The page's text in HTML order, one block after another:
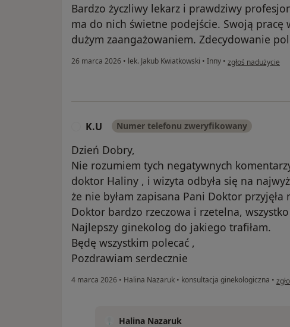
Bardzo życzliwy lekarz i prawdziwy
ma do nich świetne podejście. Swoją
dużym zaangażowaniem. Zdecydowanie
26 marca 2026 • lek. Jakub Kwiatkowski • Inny • w opinii
zgłoś nadużycie
K.U Numer telefonu zweryfikowany
Dzień Dobry,
Nie rozumiem tych negatywnych
doktor Haliny , i wizyta odbyła się na
że nie byłam zapisana Pani Doktor
Doktor bardzo rzeczowa i rzetelna,
Najlepszy ginekolog do jakiego trafiłam.
Będę wszystkim polecać ,
Pozdrawiam serdecznie
4 marca 2026 • Halina Nazaruk • konsultacja ginekologiczna • w
Halina Nazaruk